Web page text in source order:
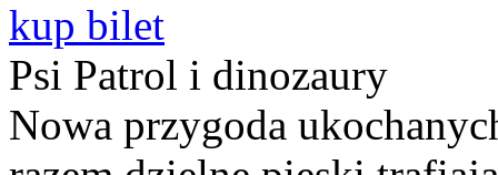
kup bilet
Psi Patrol i dinozaury
Nowa przygoda